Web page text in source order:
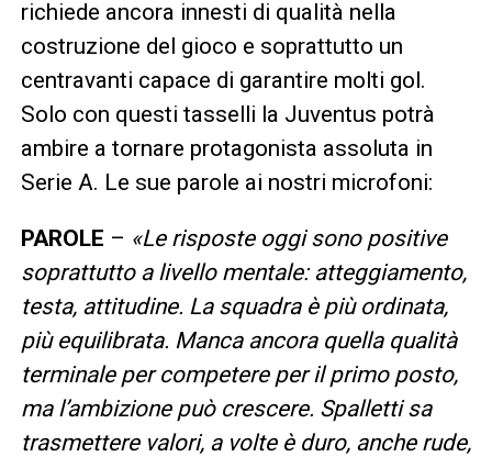
richiede ancora innesti di qualità nella
costruzione del gioco e soprattutto un
centravanti capace di garantire molti gol.
Solo con questi tasselli la Juventus potrà
ambire a tornare protagonista assoluta in
Serie A. Le sue parole ai nostri microfoni:
PAROLE – «Le risposte oggi sono positive
soprattutto a livello mentale: atteggiamento,
testa, attitudine. La squadra è più ordinata,
più equilibrata. Manca ancora quella qualità
terminale per competere per il primo posto,
ma l’ambizione può crescere. Spalletti sa
trasmettere valori, a volte è duro, anche rude,